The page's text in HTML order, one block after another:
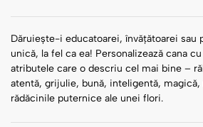
Dăruiește-i educatoarei, învățătoarei sau
unică, la fel ca ea! Personalizează cana
atributele care o descriu cel mai bine –
atentă, grijulie, bună, inteligentă,
rădăcinile puternice ale unei flori.